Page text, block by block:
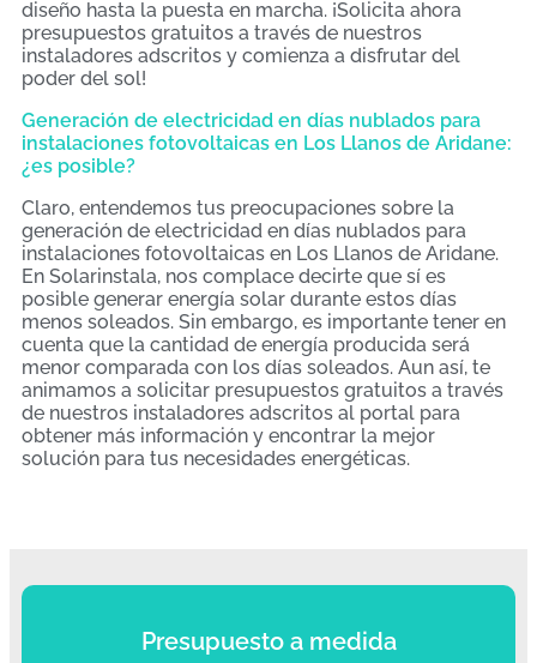
diseño hasta la puesta en marcha. ¡Solicita ahora
presupuestos gratuitos a través de nuestros
instaladores adscritos y comienza a disfrutar del
poder del sol!
Generación de electricidad en días nublados para
instalaciones fotovoltaicas en Los Llanos de Aridane:
¿es posible?
Claro, entendemos tus preocupaciones sobre la
generación de electricidad en días nublados para
instalaciones fotovoltaicas en Los Llanos de Aridane.
En Solarinstala, nos complace decirte que sí es
posible generar energía solar durante estos días
menos soleados. Sin embargo, es importante tener en
cuenta que la cantidad de energía producida será
menor comparada con los días soleados. Aun así, te
animamos a solicitar presupuestos gratuitos a través
de nuestros instaladores adscritos al portal para
obtener más información y encontrar la mejor
solución para tus necesidades energéticas.
Presupuesto a medida